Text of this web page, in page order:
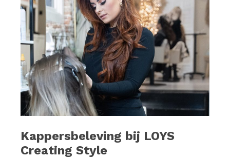
Kappersbeleving bij LOYS
Creating Style